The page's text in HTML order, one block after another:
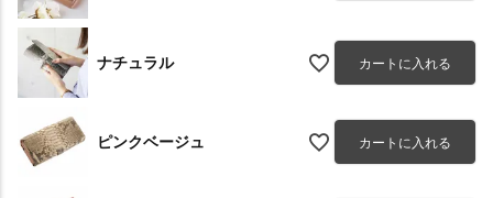
ナチュラル カートに入れる
ピンクベージュ カートに入れる